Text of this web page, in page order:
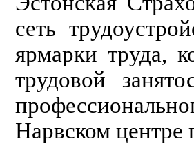
сеть
ярмарки труда,
трудовой
Нарвском центре